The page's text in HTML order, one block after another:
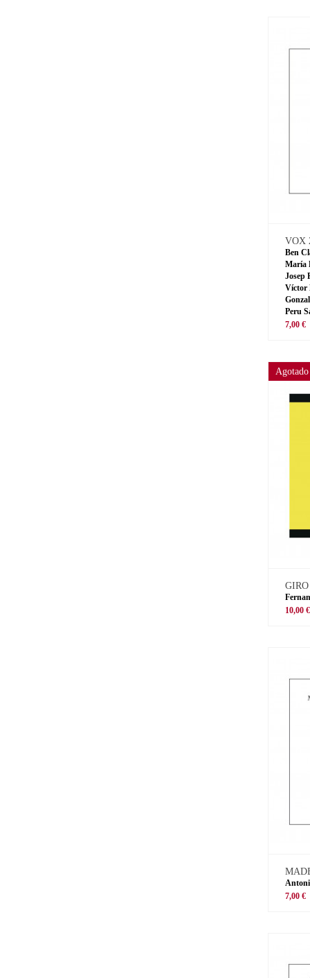
VOX
Ben
María
Josep
Víctor
Peru
7,00 €
Agotado
10,00 €
7,00 €